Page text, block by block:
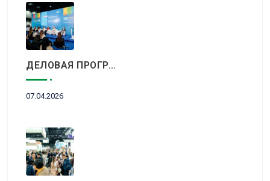
ДЕЛОВАЯ ПРОГРАММА KITF 2026: ВАЖНЕЙШИЕ АСПЕКТЫ РЫНКА ТУРИЗМА В НОВОЙ РЕАЛЬНОСТИ ОБСУДЯТ В АЛМАТЫ
07.04.2026